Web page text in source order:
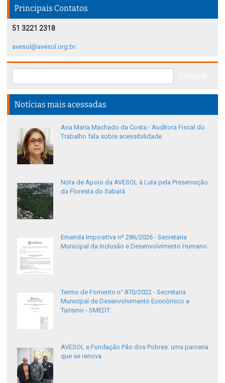
Principais Contatos
51 3221 2318
avesol@avesol.org.br
Notícias mais acessadas
Ana Maria Machado da Costa - Auditora Fiscal do
Trabalho fala sobre acessibilidade
Nota de Apoio da AVESOL à Luta pela Preservação
da Floresta do Sabará
Emenda Impositiva nº 286/2026 - Secretaria
Municipal da Inclusão e Desenvolvimento Humano.
Termo de Fomento n° 870/2022 - Secretaria
Municipal de Desenvolvimento Econômico e
Turismo - SMEDT.
AVESOL e Fundação Pão dos Pobres: uma parceria
que se renova